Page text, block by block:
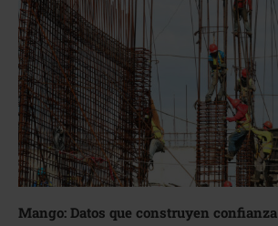
Mango: Datos que construyen confianza